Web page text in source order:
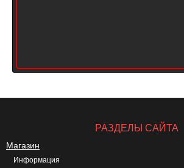
РАЗДЕЛЫ САЙТА
Магазин
Информация